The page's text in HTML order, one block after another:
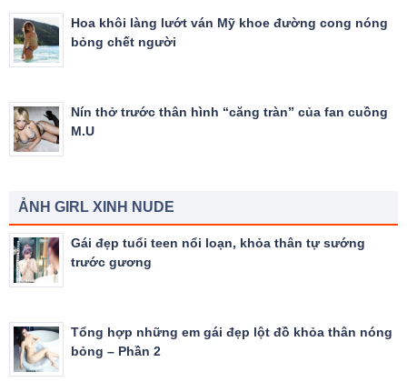
Hoa khôi làng lướt ván Mỹ khoe đường cong nóng
bỏng chết người
Nín thở trước thân hình “căng tràn” của fan cuồng
M.U
ẢNH GIRL XINH NUDE
Gái đẹp tuổi teen nổi loạn, khỏa thân tự sướng
trước gương
Tổng hợp những em gái đẹp lột đồ khỏa thân nóng
bỏng – Phần 2